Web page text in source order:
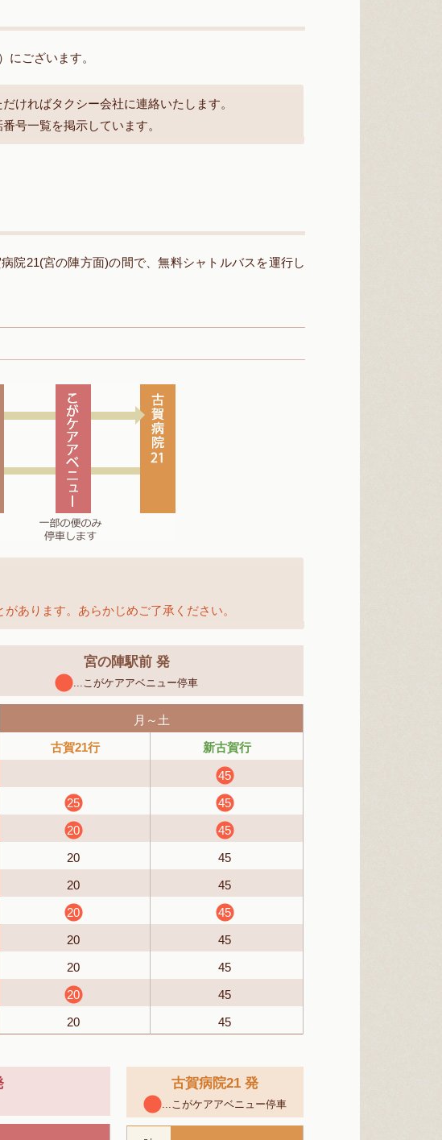
にございます。
ければタクシー会社に連絡いたします。
号一覧を掲示しています。
院21(宮の陣方面)の間で、無料シャトルバスを運行し
あります。あらかじめご了承ください。
宮の陣駅前 発
...こがケアアベニュー停車
月～土
古賀21行
新古賀行
45
25
45
20
45
20
45
20
45
20
45
20
45
20
45
20
45
20 45
古賀病院21 発
...こがケアアベニュー停車